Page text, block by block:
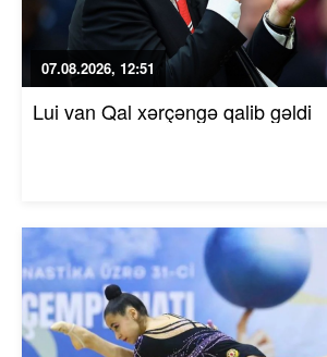
07.08.2026, 12:51
Lui van Qal xərçəngə qalib gəldi